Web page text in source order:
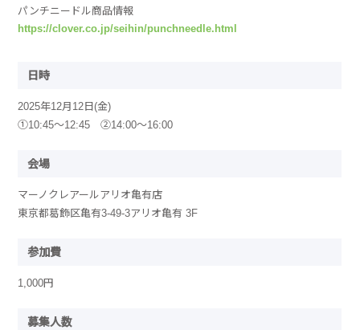
パンチニードル商品情報
https://clover.co.jp/seihin/punchneedle.html
日時
2025年12月12日(金)
①10:45～12:45 ②14:00～16:00
会場
マーノクレアールアリオ亀有店
東京都葛飾区亀有3-49-3アリオ亀有 3F
参加費
1,000円
募集人数